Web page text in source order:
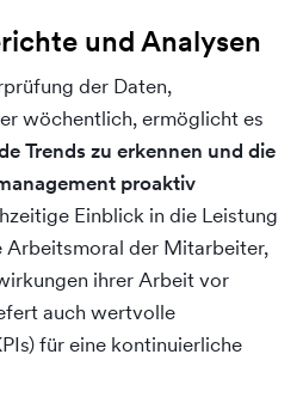
und Analysen
der Daten,
wöchentlich, ermöglicht es
Trends zu erkennen und die
proaktiv
Einblick in die Leistung
Arbeitsmoral der Mitarbeiter,
ihrer Arbeit vor
auch wertvolle
für eine kontinuierliche